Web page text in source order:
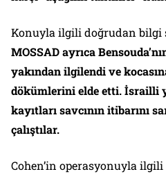
Konuyla ilgili doğrudan bilgi
MOSSAD ayrıca
yakından ilgilendi ve
dökümlerini elde etti. İsrailli
kayıtları savcının itibarını
çalıştılar.
Cohen’in operasyonuyla